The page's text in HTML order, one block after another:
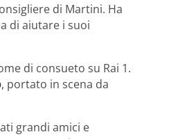
di Martini. Ha
di aiutare i suoi
di consueto su Rai 1.
, portato in scena da
grandi amici e